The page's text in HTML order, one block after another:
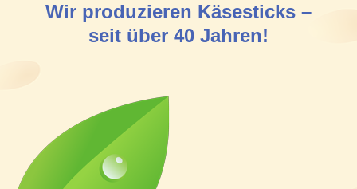
Wir produzieren Käsesticks –
seit über 40 Jahren!